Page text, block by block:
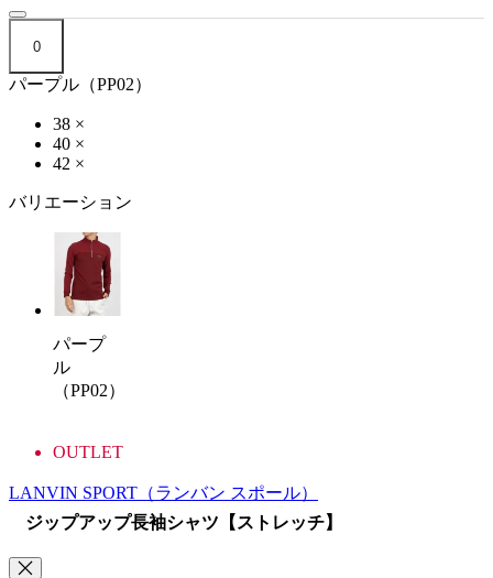
0
パープル（PP02）
38 ×
40 ×
42 ×
バリエーション
パープ
ル
（PP02）
OUTLET
LANVIN SPORT （ランバン スポール）
ジップアップ長袖シャツ【ストレッチ】